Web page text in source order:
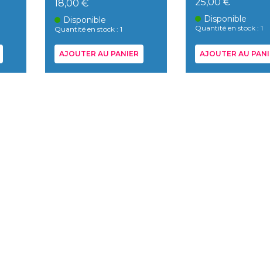
18,00 €
Disponible
Quantité en stock : 1
AJOUTER AU PANIER
Disponible
Quantité en stock : 1
AJOUTER AU